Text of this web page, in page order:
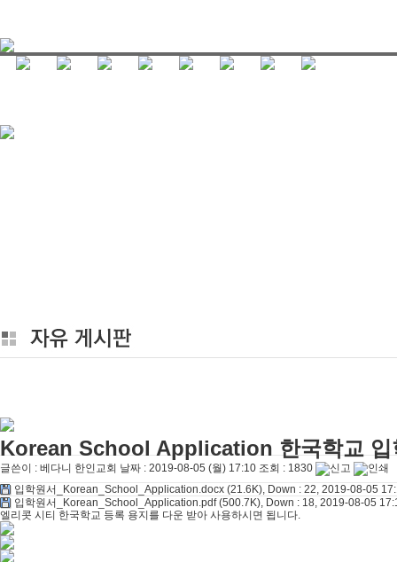
Korean School Application 한국학교 입
글쓴이 : 베다니 한인교회 날짜 : 2019-08-05 (월) 17:10 조회 : 1830
입학원서_Korean_School_Application.docx (21.6K), Down : 22, 2019-08-05
입학원서_Korean_School_Application.pdf (500.7K), Down : 18, 2019-08-05
엘리콧 시티 한국학교 등록 용지를 다운 받아 사용하시면 됩니다.